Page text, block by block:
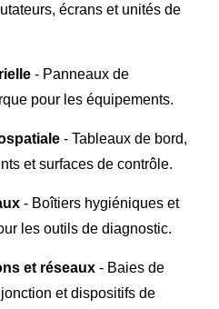
écrans et unités de
- Panneaux de
pour les équipements.
- Tableaux de bord,
et surfaces de contrôle.
- Boîtiers hygiéniques et
les outils de diagnostic.
et réseaux - Baies de
et dispositifs de